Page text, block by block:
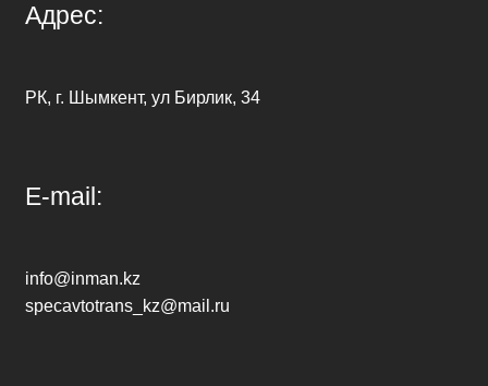
Адрес:
РК, г. Шымкент, ул Бирлик, 34
E-mail:
info@inman.kz
specavtotrans_kz@mail.ru